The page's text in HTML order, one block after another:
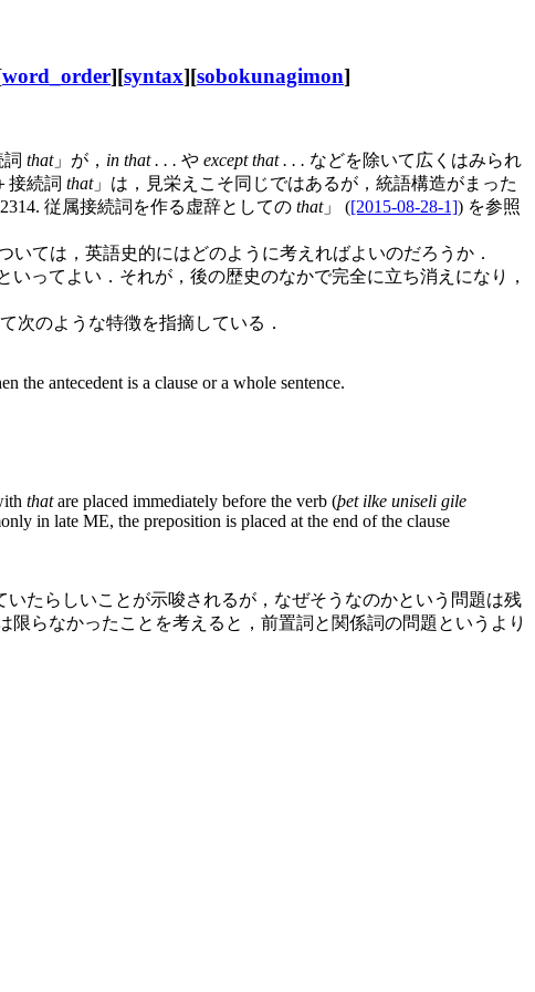
word_order][syntax][sobokunagimon]
that」が， in that . . . や except that . . . などを除いて広くはみられ
接続詞 that」は，見栄えこそ同じではあるが，統語構造がまった
従属接続詞を作る虚辞としての that」 ([2015-08-28-1]) を参照
いては，英語史的にはどのように考えればよいのだろうか．
ってよい．それが，後の歴史のなかで完全に立ち消えになり，
次のような特徴を指摘している．
the antecedent is a clause or a whole sentence.
thatare placed immediately before the verb (þet ilke uniseli gile
in late ME, the preposition is placed at the end of the clause
たらしいことが示唆されるが，なぜそうなのかという問題は残
らなかったことを考えると，前置詞と関係詞の問題というより